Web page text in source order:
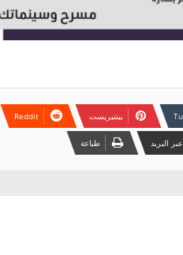
بينتيريست
البريد طباعة